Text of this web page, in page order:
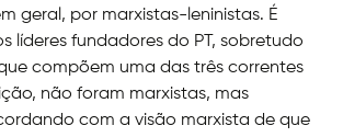
geral, por marxistas-leninistas. É
líderes fundadores do PT, sobretudo
compõem uma das três correntes
não foram marxistas, mas
com a visão marxista de que